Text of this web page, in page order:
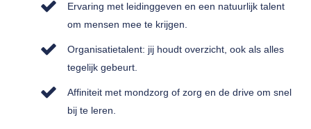
Ervaring met leidinggeven en een natuurlijk talent
om mensen mee te krijgen.
Organisatietalent: jij houdt overzicht, ook als alles
tegelijk gebeurt.
Affiniteit met mondzorg of zorg en de drive om snel
bij te leren.